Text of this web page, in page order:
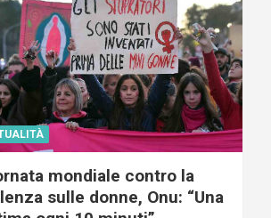
mondiale contro la
sulle donne, Onu: “Una